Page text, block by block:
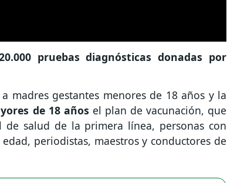
pruebas diagnósticas donadas por
madres gestantes menores de 18 años y la
de 18 años el plan de vacunación, que
salud de la primera línea, personas con
periodistas, maestros y conductores de